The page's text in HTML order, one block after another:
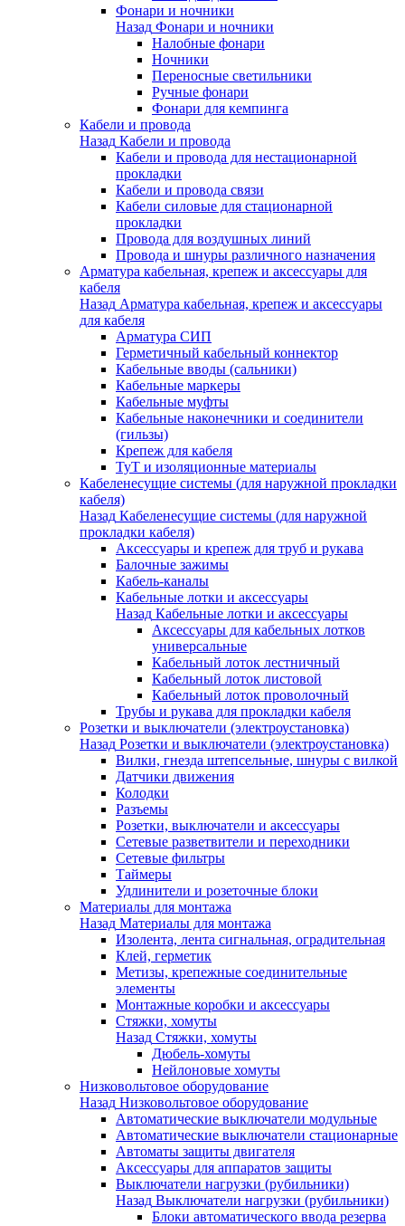
Фонари и ночники
Назад Фонари и ночники
Налобные фонари
Ночники
Переносные светильники
Ручные фонари
Фонари для кемпинга
Кабели и провода
Назад Кабели и провода
Кабели и провода для нестационарной
прокладки
Кабели и провода связи
Кабели силовые для стационарной
прокладки
Провода для воздушных линий
Провода и шнуры различного назначения
Арматура кабельная, крепеж и аксессуары для
кабеля
Назад Арматура кабельная, крепеж и аксессуары
для кабеля
Арматура СИП
Герметичный кабельный коннектор
Кабельные вводы (сальники)
Кабельные маркеры
Кабельные муфты
Кабельные наконечники и соединители
(гильзы)
Крепеж для кабеля
ТуТ и изоляционные материалы
Кабеленесущие системы (для наружной прокладки
кабеля)
Назад Кабеленесущие системы (для наружной
прокладки кабеля)
Аксессуары и крепеж для труб и рукава
Балочные зажимы
Кабель-каналы
Кабельные лотки и аксессуары
Назад Кабельные лотки и аксессуары
Аксессуары для кабельных лотков
универсальные
Кабельный лоток лестничный
Кабельный лоток листовой
Кабельный лоток проволочный
Трубы и рукава для прокладки кабеля
Розетки и выключатели (электроустановка)
Назад Розетки и выключатели (электроустановка)
Вилки, гнезда штепсельные, шнуры с вилкой
Датчики движения
Колодки
Разъемы
Розетки, выключатели и аксессуары
Сетевые разветвители и переходники
Сетевые фильтры
Таймеры
Удлинители и розеточные блоки
Материалы для монтажа
Назад Материалы для монтажа
Изолента, лента сигнальная, оградительная
Клей, герметик
Метизы, крепежные соединительные
элементы
Монтажные коробки и аксессуары
Стяжки, хомуты
Назад Стяжки, хомуты
Дюбель-хомуты
Нейлоновые хомуты
Низковольтовое оборудование
Назад Низковольтовое оборудование
Автоматические выключатели модульные
Автоматические выключатели стационарные
Автоматы защиты двигателя
Аксессуары для аппаратов защиты
Выключатели нагрузки (рубильники)
Назад Выключатели нагрузки (рубильники)
Блоки автоматического ввода резерва